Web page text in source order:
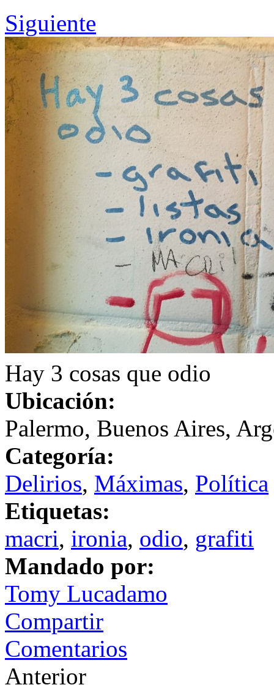
Siguiente
Hay 3 cosas que odio
Ubicación:
Palermo, Buenos Aires,
Categoría:
Delirios, Máximas, Política
Etiquetas:
macri, ironia, odio, grafiti
Mandado por:
Tomy Lucadamo
Compartir
Comentarios
Anterior